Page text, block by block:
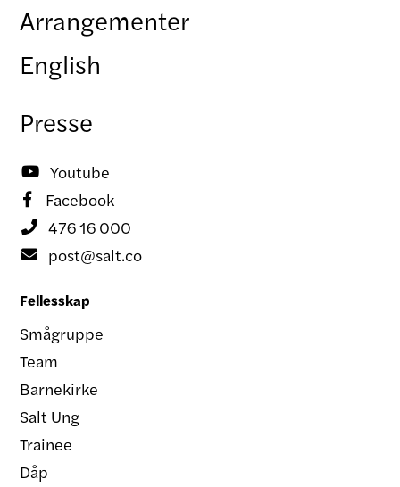
Arrangementer
English
Presse
 Youtube
 Facebook
 476 16 000
 post@salt.co
Fellesskap
Smågruppe
Team
Barnekirke
Salt Ung
Trainee
Dåp